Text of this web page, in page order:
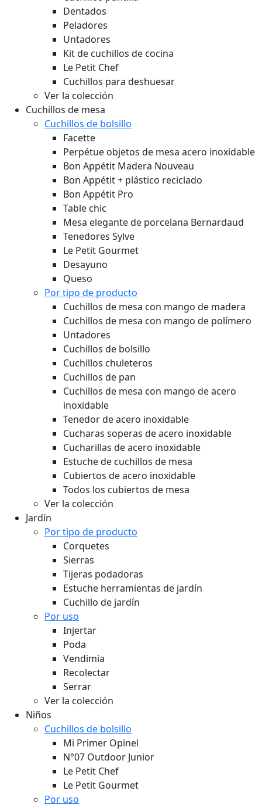
Dentados
Peladores
Untadores
Kit de cuchillos de cocina
Le Petit Chef
Cuchillos para deshuesar
Ver la colección
Cuchillos de mesa
Cuchillos de bolsillo
Facette
Perpétue objetos de mesa acero inoxidable
Bon Appétit Madera Nouveau
Bon Appétit + plástico reciclado
Bon Appétit Pro
Table chic
Mesa elegante de porcelana Bernardaud
Tenedores Sylve
Le Petit Gourmet
Desayuno
Queso
Por tipo de producto
Cuchillos de mesa con mango de madera
Cuchillos de mesa con mango de polímero
Untadores
Cuchillos de bolsillo
Cuchillos chuleteros
Cuchillos de pan
Cuchillos de mesa con mango de acero
inoxidable
Tenedor de acero inoxidable
Cucharas soperas de acero inoxidable
Cucharillas de acero inoxidable
Estuche de cuchillos de mesa
Cubiertos de acero inoxidable
Todos los cubiertos de mesa
Ver la colección
Jardín
Por tipo de producto
Corquetes
Sierras
Tijeras podadoras
Estuche herramientas de jardín
Cuchillo de jardín
Por uso
Injertar
Poda
Vendimia
Recolectar
Serrar
Ver la colección
Niños
Cuchillos de bolsillo
Mi Primer Opinel
N°07 Outdoor Junior
Le Petit Chef
Le Petit Gourmet
Por uso